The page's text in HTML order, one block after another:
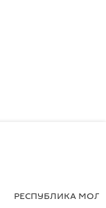
РЕСПУБЛИКА